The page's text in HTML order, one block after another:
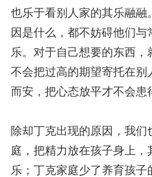
也乐于看别人家的其乐融融
因是什么，都不妨碍他们与
乐。对于自己想要的东西
不会把过高的期望寄托在别
而安，把心态放平才不会患
除却丁克出现的原因，我们
庭，把精力放在孩子身上
乐；丁克家庭少了养育孩子